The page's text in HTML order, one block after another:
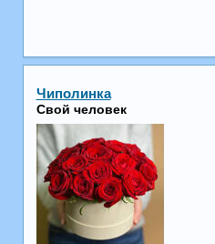
Чиполинка
Свой человек